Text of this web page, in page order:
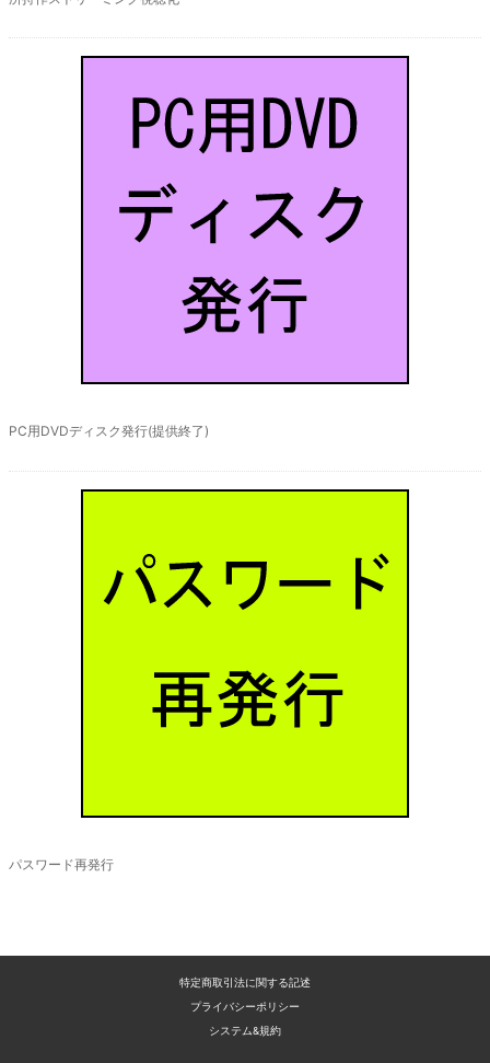
PC用DVDディスク発行(提供終了)
パスワード再発行
特定商取引法に関する記述
プライバシーポリシー
システム&規約